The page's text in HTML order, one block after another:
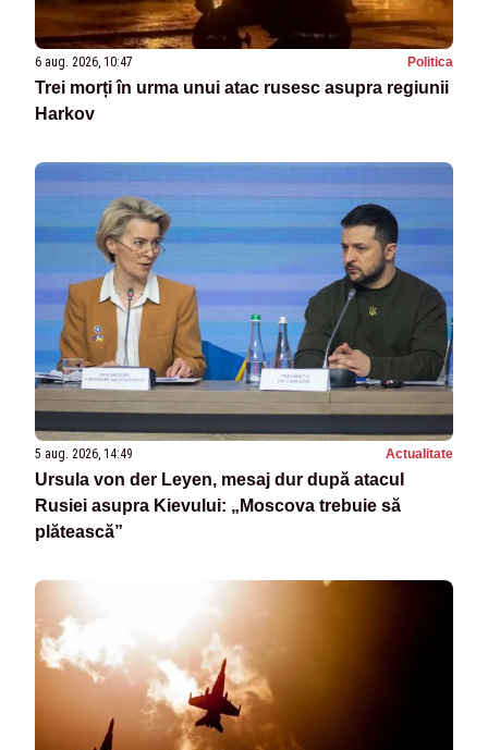
6 aug. 2026, 10:47 Politica
Trei morți în urma unui atac rusesc asupra regiunii
Harkov
5 aug. 2026, 14:49 Actualitate
Ursula von der Leyen, mesaj dur după atacul
Rusiei asupra Kievului: „Moscova trebuie să
plătească”